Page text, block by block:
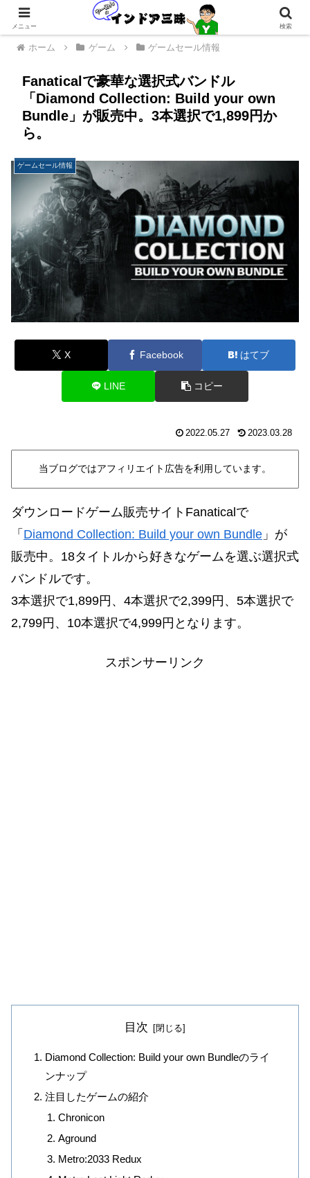
ホーム ゲーム ゲームセール情報
Fanaticalで豪華な選択式バンドル
「Diamond Collection: Build your own
Bundle」が販売中。3本選択で1,899円か
ら。
ゲームセール情報
X Facebook はてブ
LINE コピー
2022.05.27 2023.03.28
当ブログではアフィリエイト広告を利用しています。
ダウンロードゲーム販売サイトFanaticalで
「 Diamond Collection: Build your own Bundle 」が
販売中。18タイトルから好きなゲームを選ぶ選択式
バンドルです。
3本選択で1,899円、4本選択で2,399円、5本選択で
2,799円、10本選択で4,999円となります。
スポンサーリンク
目次
Diamond Collection: Build your own Bundleのライ
ンナップ
注目したゲームの紹介
Chronicon
Aground
Metro:2033 Redux
メニュー 検索